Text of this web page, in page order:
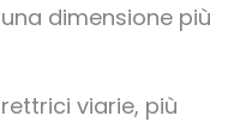
dimensione più
viarie, più